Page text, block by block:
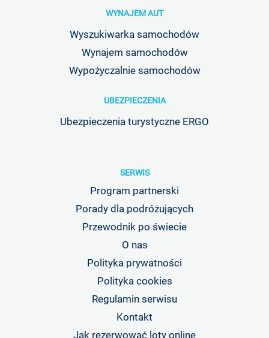
WYNAJEM AUT
Wyszukiwarka samochodów
Wynajem samochodów
Wypożyczalnie samochodów
UBEZPIECZENIA
Ubezpieczenia turystyczne ERGO
SERWIS
Program partnerski
Porady dla podróżujących
Przewodnik po świecie
O nas
Polityka prywatności
Polityka cookies
Regulamin serwisu
Kontakt
Jak rezerwować loty online